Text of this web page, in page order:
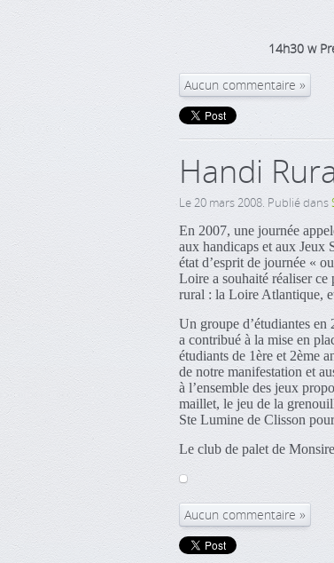
14h30 w
Aucun commentaire
Handi
Le20 mars 2008. Publié dans
En 2007, une journée
aux handicaps et aux Jeux
état d’esprit de journée «
Loire a souhaité réaliser ce
rural : la Loire Atlantique,
Un groupe d’étudiantes
a contribué à la mise en
étudiants de 1ère et 2ème
de notre manifestation et
à l’ensemble des jeux
maillet, le jeu de la
Ste Lumine de Clisson
Le club de palet de
Aucun commentaire